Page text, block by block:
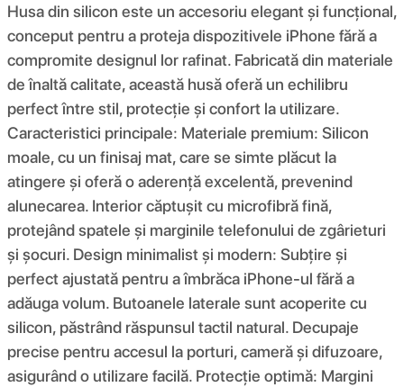
Husa din silicon este un accesoriu elegant și funcțional,
conceput pentru a proteja dispozitivele iPhone fără a
compromite designul lor rafinat. Fabricată din materiale
de înaltă calitate, această husă oferă un echilibru
perfect între stil, protecție și confort la utilizare.
Caracteristici principale: Materiale premium: Silicon
moale, cu un finisaj mat, care se simte plăcut la
atingere și oferă o aderență excelentă, prevenind
alunecarea. Interior căptușit cu microfibră fină,
protejând spatele și marginile telefonului de zgârieturi
și șocuri. Design minimalist și modern: Subțire și
perfect ajustată pentru a îmbrăca iPhone-ul fără a
adăuga volum. Butoanele laterale sunt acoperite cu
silicon, păstrând răspunsul tactil natural. Decupaje
precise pentru accesul la porturi, cameră și difuzoare,
asigurând o utilizare facilă. Protecție optimă: Margini